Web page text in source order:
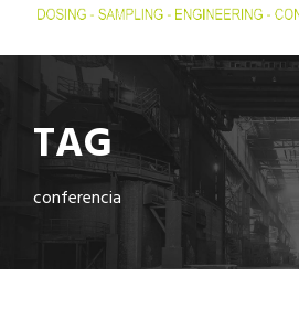
TAG
conferencia